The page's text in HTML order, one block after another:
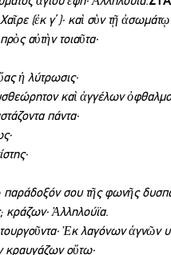
(ἐκ γ´)· καὶ σὺν τῇ
αὐτὴν τοιαῦτα·
ἡ λύτρωσις·
καὶ ἀγγέλων
πάντα·
παράδοξόν σου τῆς φωνῆς
κράζων· Ἀλληλούϊα.
Ἐκ λαγόνων ἁγνῶν
κραυγάζων οὕτω·